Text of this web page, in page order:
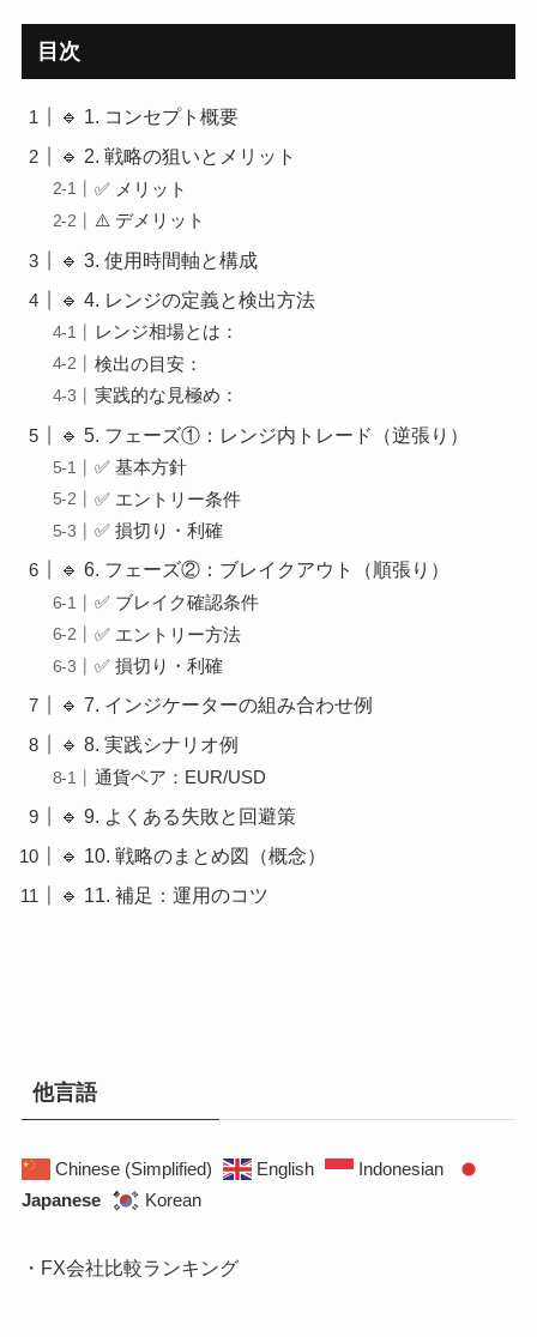
目次
🔹 1. コンセプト概要
🔹 2. 戦略の狙いとメリット
✅ メリット
⚠️ デメリット
🔹 3. 使用時間軸と構成
🔹 4. レンジの定義と検出方法
レンジ相場とは：
検出の目安：
実践的な見極め：
🔹 5. フェーズ①：レンジ内トレード（逆張り）
✅ 基本方針
✅ エントリー条件
✅ 損切り・利確
🔹 6. フェーズ②：ブレイクアウト（順張り）
✅ ブレイク確認条件
✅ エントリー方法
✅ 損切り・利確
🔹 7. インジケーターの組み合わせ例
🔹 8. 実践シナリオ例
通貨ペア：EUR/USD
🔹 9. よくある失敗と回避策
🔹 10. 戦略のまとめ図（概念）
🔹 11. 補足：運用のコツ
他言語
Chinese (Simplified) English
Indonesian
Japanese
Korean
・FX会社比較ランキング